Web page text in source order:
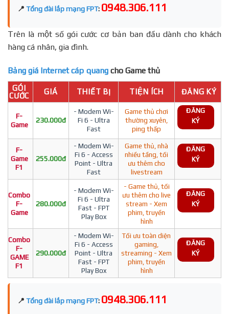
📍 Tổng đài lắp mạng FPT: 0948.306.111
Trên là một số gói cước cơ bản ban đầu dành cho khách
hàng cá nhân, gia đình.
Bảng giá Internet cáp quang cho Game thủ
GÓI
CƯỚC
GIÁ THIẾT BỊ TIỆN ÍCH ĐĂNG KÝ
F-
Game
230.000đ
- Modem Wi-
Fi 6 - Ultra
Fast
Game thủ chơi
thường xuyên,
ping thấp
ĐĂNG
KÝ
F-
Game
F1
255.000đ
- Modem Wi-
Fi 6 - Access
Point - Ultra
Fast
Game thủ, nhà
nhiều tầng, tối
ưu thêm cho
livestream
ĐĂNG
KÝ
Combo
F-
Game
280.000đ
- Modem Wi-
Fi 6 - Ultra
Fast - FPT
Play Box
- Game thủ, tối
ưu thêm cho live
stream - Xem
phim, truyền
hình
ĐĂNG
KÝ
Combo
F-
GAME
F1
290.000đ
- Modem Wi-
Fi 6 - Access
Point - Ultra
Fast - FPT
Play Box
Tối ưu toàn diện
gaming,
streaming - Xem
phim, truyền
hình
ĐĂNG
KÝ
📍 Tổng đài lắp mạng FPT: 0948.306.111